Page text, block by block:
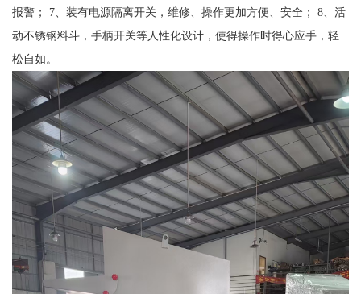
报警； 7、装有电源隔离开关，维修、操作更加方便、安全； 8、活
动不锈钢料斗，手柄开关等人性化设计，使得操作时得心应手，轻
松自如。